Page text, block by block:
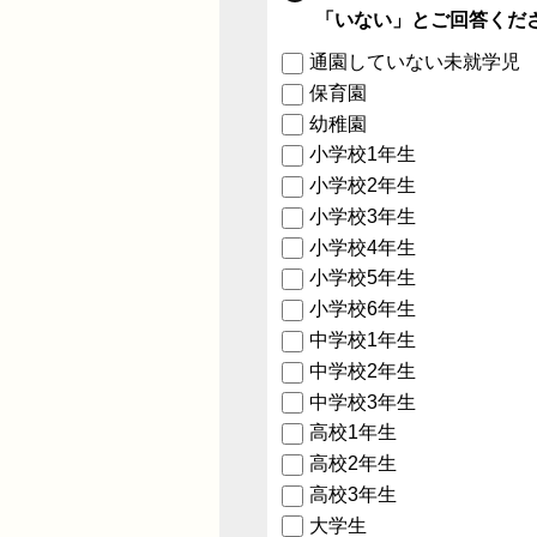
「いない」とご回答くだ
通園していない未就学児
保育園
幼稚園
小学校1年生
小学校2年生
小学校3年生
小学校4年生
小学校5年生
小学校6年生
中学校1年生
中学校2年生
中学校3年生
高校1年生
高校2年生
高校3年生
大学生